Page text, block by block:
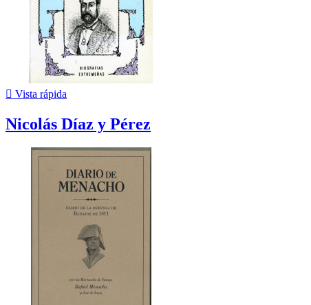
 Vista rápida
Nicolás Díaz y Pérez